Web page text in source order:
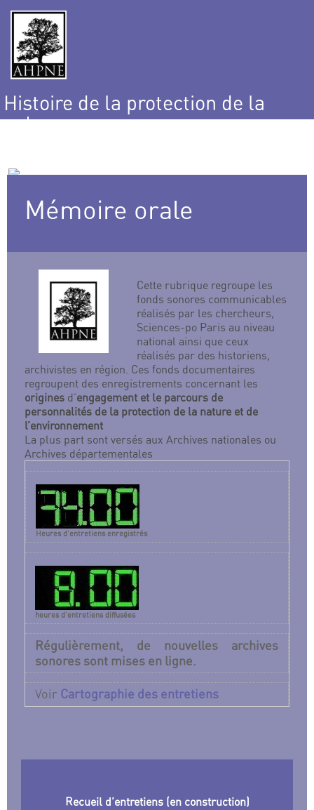
Histoire de la protection de la
nature
Mémoire orale
Cette rubrique regroupe les
fonds sonores communicables
réalisés par les chercheurs,
Sciences-po Paris au niveau
national ainsi que ceux
réalisés par des historiens,
archivistes en région. Ces fonds documentaires
regroupent des enregistrements concernant les
origines d’engagement et le parcours de
personnalités de la protection de la nature et de
l’environnement
La plus part sont versés aux Archives nationales ou
Archives départementales
Heures d’entretiens enregistrés
heures d’entretiens diffusées
Régulièrement, de nouvelles archives
sonores sont mises en ligne.
Voir Cartographie des entretiens
Recueil d’entretiens (en construction)